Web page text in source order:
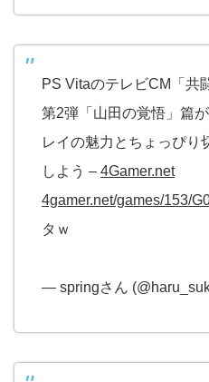
PS VitaのテレビCM「共
第2弾「山田の覚悟」篇
レイの魅力とちょっぴり
しよう – 4Gamer.net
4gamer.net/games/153/
タｗ
— springさん